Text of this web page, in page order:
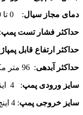
دمای مجاز سیال: 0 تا 90 درجه سانتی گراد
حداکثر فشار تست پمپ:
حداکثر ارتفاع قابل پمپاژ
حداکثر آبدهی: 96 متر مکعب
سایز ورودی پمپ: 4 اینچ
سایز خروجی پمپ: 4 اینچ